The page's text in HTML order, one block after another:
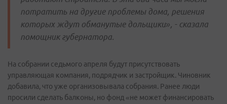
потратить на другие проблемы дома, решения
которых ждут обманутые дольщики», - сказала
помощник губернатора.
На собрании седьмого апреля будут присутствовать
управляющая компания, подрядчик и застройщик. Чиновник
добавила, что уже организовывала собрания. Ранее люди
просили сделать балконы, но фонд «не может финансировать